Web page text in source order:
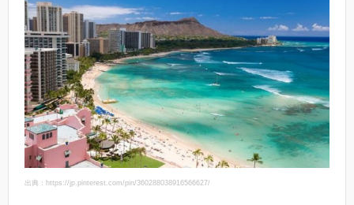
出典：https://jp.pinterest.com/pin/360288038916566627/